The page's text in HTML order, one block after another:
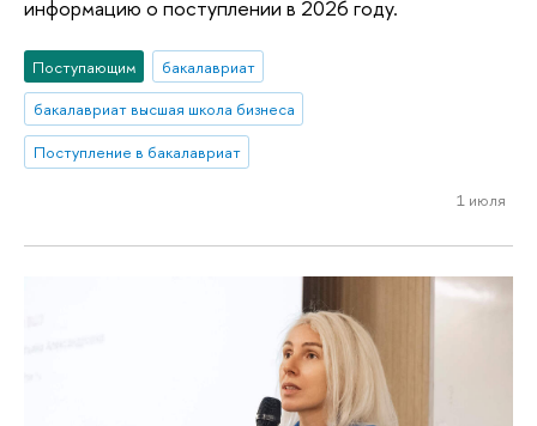
информацию о поступлении в 2026 году.
Поступающим
бакалавриат
бакалавриат высшая школа бизнеса
Поступление в бакалавриат
1 июля